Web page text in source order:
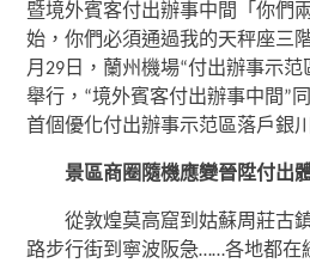
暨境外賓客付出辦事中間「你們
始，你們必須通過我的天秤座三
月29日，蘭州機場“付出辦事示范
舉行，“境外賓客付出辦事中間”
首個優化付出辦事示范區落戶銀
景區商圈隨機應變晉陞付出
從敦煌莫高窟到姑蘇周莊古
路步行街到寧波阪急……各地都在